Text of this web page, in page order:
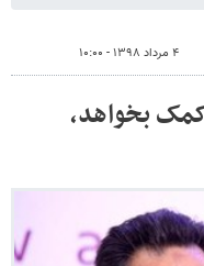
۴ مرداد ۱۳۹۸ - ۱۰:۰۰
بخواهد،